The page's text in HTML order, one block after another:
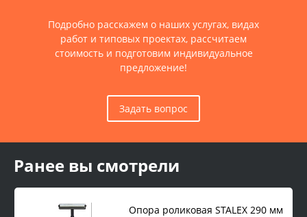
Подробно расскажем о наших услугах, видах
работ и типовых проектах, рассчитаем
стоимость и подготовим индивидуальное
предложение!
Задать вопрос
Ранее вы смотрели
Опора роликовая STALEX 290 мм